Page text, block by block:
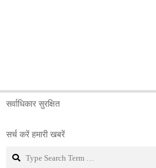
सर्वाधिकार सुरक्षित
सर्च करें हमारी खबरें